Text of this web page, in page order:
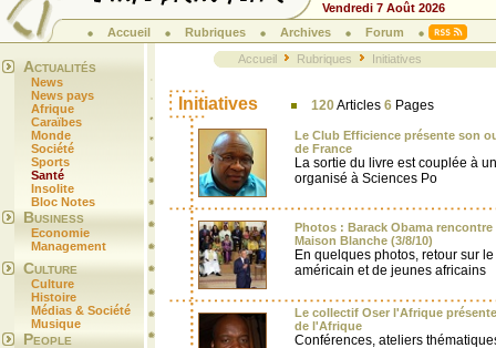
Vendredi 7 Août 2026
Accueil
Rubriques Archives Forum
Actualités
News
News pays
Afrique
Caraïbes
Monde
Société
Sports
Santé
Insolite
Bloc Notes
Business
Economie
Management
Culture
Culture
Histoire
Médias & Société
Musique
People
Accueil Rubriques Initiatives
Initiatives 120Articles 6 Pages
Le Club Efficience présente son
de France
La sortie du livre est couplée à
organisé à Sciences Po
Photos : Barack Obama
Maison Blanche (3/8/10)
En quelques photos, retour sur
américain et de jeunes africains
Le collectif Oser l'Afrique
de l'Afrique
Conférences, ateliers